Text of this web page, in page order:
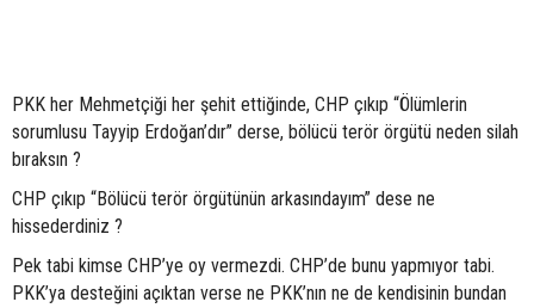
PKK her Mehmetçiği her şehit ettiğinde, CHP çıkıp “Ölümlerin
sorumlusu Tayyip Erdoğan’dır” derse, bölücü terör örgütü neden silah
bıraksın ?
CHP çıkıp “Bölücü terör örgütünün arkasındayım” dese ne
hissederdiniz ?
Pek tabi kimse CHP’ye oy vermezdi. CHP’de bunu yapmıyor tabi.
PKK’ya desteğini açıktan verse ne PKK’nın ne de kendisinin bundan